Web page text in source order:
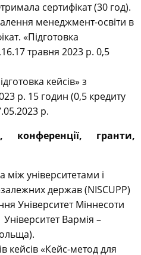
сертифікат (30 год).
менеджмент-освіти в
«Підготовка
травня 2023 р. 0,5
кейсів» з
р. 15 годин (0,5 кредиту
р.
конференції, гранти,
між університетами і
держав (NISCUPP)
Університет Міннесоти
Вармія –
кейсів «Кейс-метод для